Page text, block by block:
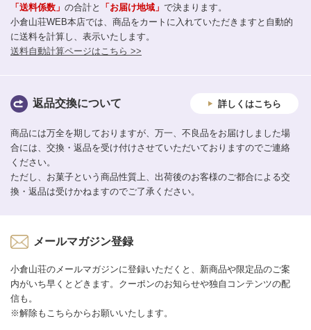
「送料係数」 の合計と 「お届け地域」 で決まります。
小倉山荘WEB本店では、商品をカートに入れていただきますと自動的
に送料を計算し、表示いたします。
送料自動計算ページはこちら >>
返品交換について 詳しくはこちら
商品には万全を期しておりますが、万一、不良品をお届けしました場
合には、交換・返品を受け付けさせていただいておりますのでご連絡
ください。
ただし、お菓子という商品性質上、出荷後のお客様のご都合による交
換・返品は受けかねますのでご了承ください。
メールマガジン登録
小倉山荘のメールマガジンに登録いただくと、新商品や限定品のご案
内がいち早くとどきます。クーポンのお知らせや独自コンテンツの配
信も。
※解除もこちらからお願いいたします。